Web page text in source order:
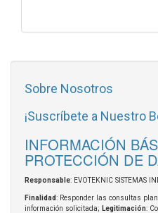
Sobre Nosotros
¡Suscríbete a Nuestro
INFORMACIÓN
PROTECCIÓN DE
Responsable: EVOTEKNIC SISTEMAS
Finalidad: Responder las consultas
información solicitada; Legitimación: